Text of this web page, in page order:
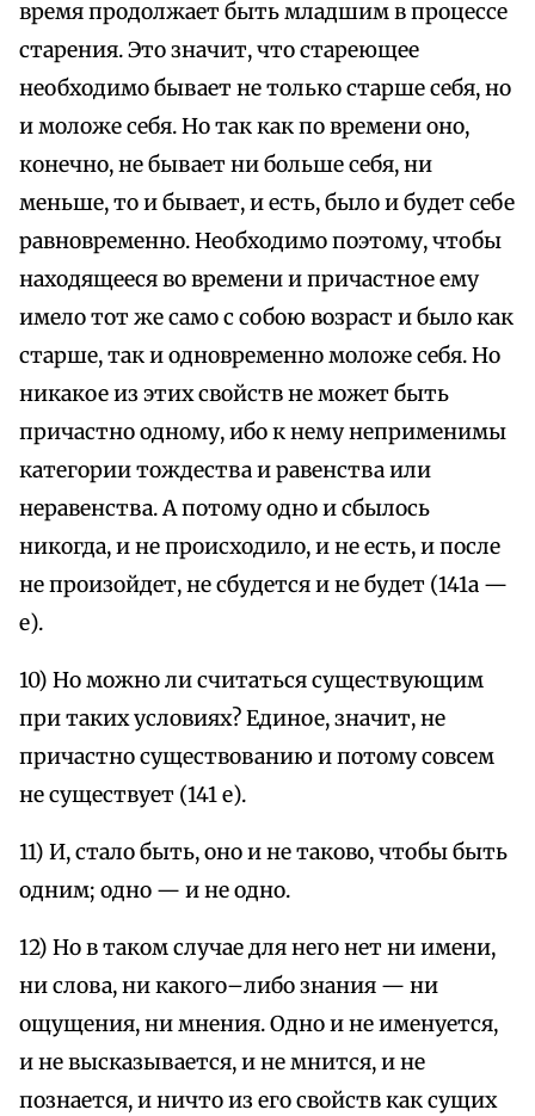
время продолжает быть младшим в процессе
старения. Это значит, что стареющее
необходимо бывает не только старше себя, но
и моложе себя. Но так как по времени оно,
конечно, не бывает ни больше себя, ни
меньше, то и бывает, и есть, было и будет себе
равновременно. Необходимо поэтому, чтобы
находящееся во времени и причастное ему
имело тот же само с собою возраст и было как
старше, так и одновременно моложе себя. Но
никакое из этих свойств не может быть
причастно одному, ибо к нему неприменимы
категории тождества и равенства или
неравенства. А потому одно и сбылось
никогда, и не происходило, и не есть, и после
не произойдет, не сбудется и не будет (141а —
е).
10) Но можно ли считаться существующим
при таких условиях? Единое, значит, не
причастно существованию и потому совсем
не существует (141 е).
11) И, стало быть, оно и не таково, чтобы быть
одним; одно — и не одно.
12) Но в таком случае для него нет ни имени,
ни слова, ни какого–либо знания — ни
ощущения, ни мнения. Одно и не именуется,
и не высказывается, и не мнится, и не
познается, и ничто из его свойств как сущих